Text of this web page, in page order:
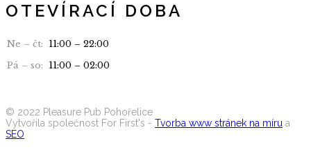
OTEVÍRACÍ DOBA
Ne – čt: 11:00 – 22:00
Pá – so: 11:00 – 02:00
© 2022 Pleasure Pub Pohořelice
Vytvořila společnost For First's - Tvorba www stránek na míru a
SEO